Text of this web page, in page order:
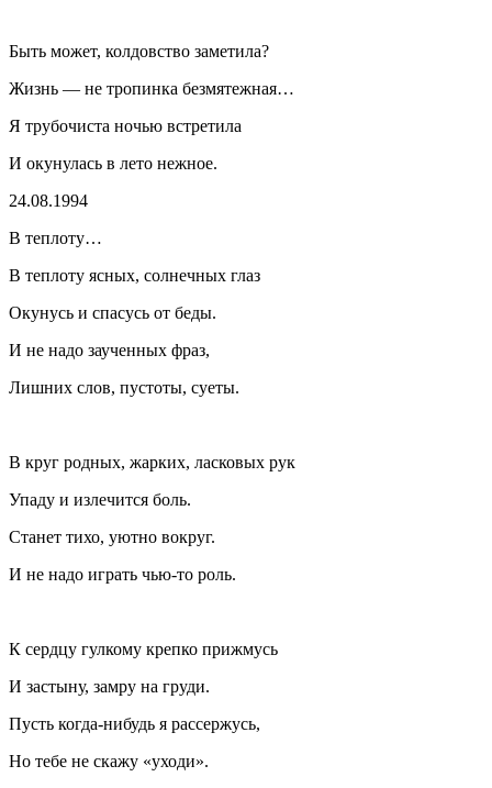
Быть может, колдовство заметила?
Жизнь — не тропинка безмятежная…
Я трубочиста ночью встретила
И окунулась в лето нежное.
24.08.1994
В теплоту…
В теплоту ясных, солнечных глаз
Окунусь и спасусь от беды.
И не надо заученных фраз,
Лишних слов, пустоты, суеты.
В круг родных, жарких, ласковых рук
Упаду и излечится боль.
Станет тихо, уютно вокруг.
И не надо играть чью-то роль.
К сердцу гулкому крепко прижмусь
И застыну, замру на груди.
Пусть когда-нибудь я рассержусь,
Но тебе не скажу «уходи».